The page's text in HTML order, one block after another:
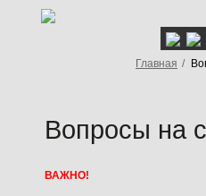
Главная /
Вопросы на
ВАЖНО!